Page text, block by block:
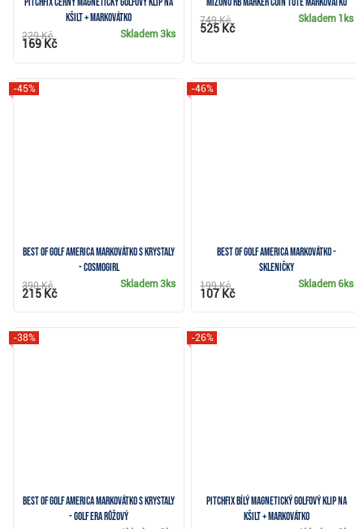
Pitchfix černý magnetický golfový klip na
kšilt + markovátko
Skladem3ks
229 Kč
169 Kč
Mizuno RB Marker Coin Tote markovátko
Skladem 1ks
749 Kč
525 Kč
Best of Golf America markovátko s krystaly
- cosmogirl
-45%
Skladem3ks
390 Kč
215 Kč
Best of Golf America markovátko -
skleničky
-46%
Skladem6ks
199 Kč
107 Kč
Best of Golf America markovátko s krystaly
- Golf Era růžový
-38%
Pitchfix bílý magnetický golfový klip na
kšilt + markovátko
-26%